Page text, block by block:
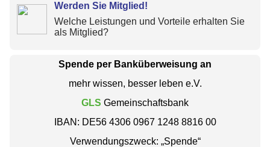
Werden Sie Mitglied!
Welche Leistungen und Vorteile erhalten Sie
als Mitglied?
Spende per Banküberweisung an
mehr wissen, besser leben e.V.
GLS Gemeinschaftsbank
IBAN: DE56 4306 0967 1248 8816 00
Verwendungszweck: „Spende“